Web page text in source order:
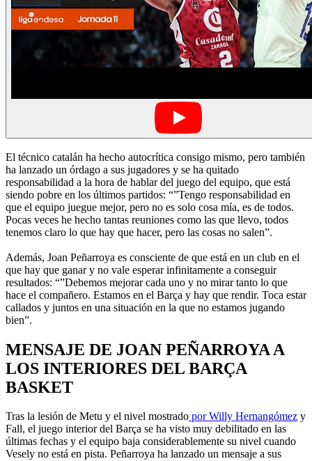
El técnico catalán ha hecho autocrítica consigo mismo, pero también
ha lanzado un órdago a sus jugadores y se ha quitado
responsabilidad a la hora de hablar del juego del equipo, que está
siendo pobre en los últimos partidos: “”Tengo responsabilidad en
que el equipo juegue mejor, pero no es solo cosa mía, es de todos.
Pocas veces he hecho tantas reuniones como las que llevo, todos
tenemos claro lo que hay que hacer, pero las cosas no salen”.
Además, Joan Peñarroya es consciente de que está en un club en el
que hay que ganar y no vale esperar infinitamente a conseguir
resultados: “”Debemos mejorar cada uno y no mirar tanto lo que
hace el compañero. Estamos en el Barça y hay que rendir. Toca estar
callados y juntos en una situación en la que no estamos jugando
bien”.
MENSAJE DE JOAN PEÑARROYA A
LOS INTERIORES DEL BARÇA
BASKET
Tras la lesión de Metu y el nivel mostrado por Willy Hernangómez y
Fall, el juego interior del Barça se ha visto muy debilitado en las
últimas fechas y el equipo baja considerablemente su nivel cuando
Vesely no está en pista. Peñarroya ha lanzado un mensaje a sus